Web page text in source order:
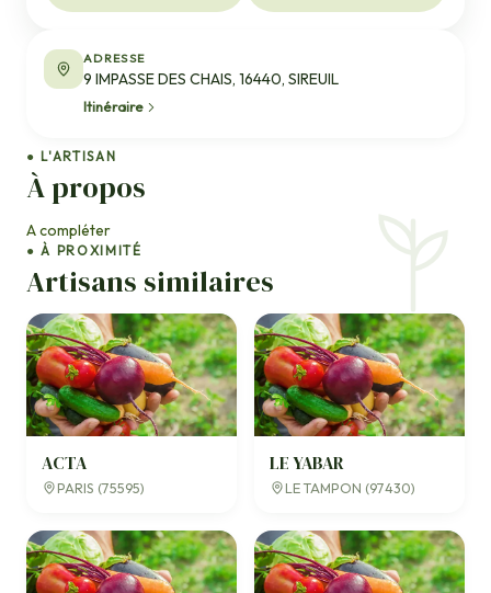
● L'ARTISAN
À propos
A compléter
● À PROXIMITÉ
Artisans similaires
ACTA
PARIS (75595)
LE YABAR
LE TAMPON (97430)
ADRESSE
9 IMPASSE DES CHAIS, 16440, SIREUIL
Itinéraire